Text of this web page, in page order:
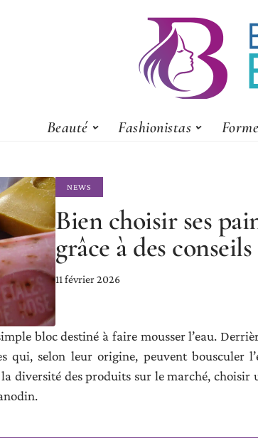
Beauté Fashionistas
NEWS
Bien choisir ses
grâce à des
11 février 2026
bloc destiné à faire mousser l’eau.
qui, selon leur origine, peuvent bousculer
diversité des produits sur le marché, choisir